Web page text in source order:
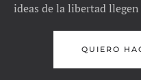
ideas de la libertad
QUIERO